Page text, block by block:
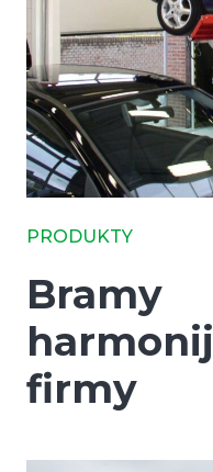
PRODUKTY
Bramy
firmy